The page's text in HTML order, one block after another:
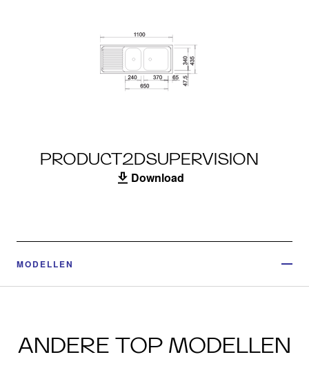
PRODUCT2DSUPERVISION
Download
MODELLEN
ANDERE TOP MODELLEN